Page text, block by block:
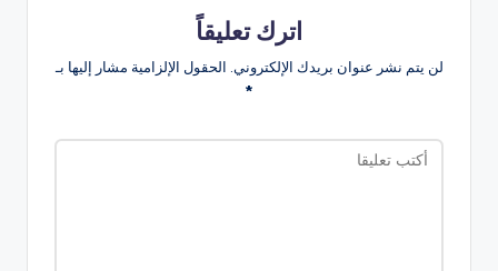
اترك تعليقاً
لن يتم نشر عنوان بريدك الإلكتروني. الحقول الإلزامية مشار إليها بـ
*